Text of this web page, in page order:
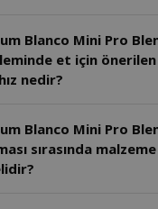
Blanco Mini Pro
et için önerilen
nedir?
Blanco Mini Pro
sırasında